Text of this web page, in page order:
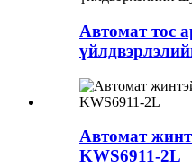
Автомат тос
Автомат
KWS6911-2L